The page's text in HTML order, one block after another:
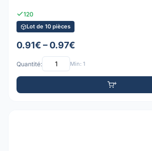
120
Lot de 10 pièces
0.91€ – 0.97€
Quantité: Min: 1